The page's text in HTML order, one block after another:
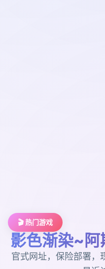
🎬 热门游戏
影色渐染~阿
官式网址，保险部署，